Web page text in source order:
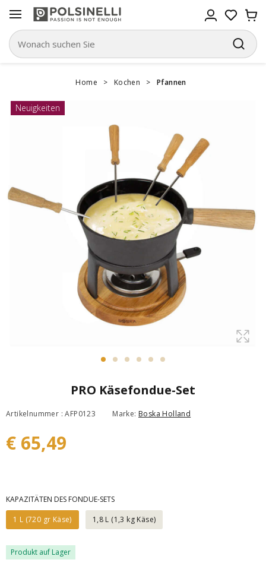
Home > Kochen > Pfannen
Neuigkeiten
PRO Käsefondue-Set
Artikelnummer : AFP0123 Marke: Boska Holland
€ 65,49
KAPAZITÄTEN DES FONDUE-SETS
1 L (720 gr Käse)
1,8 L (1,3 kg Käse)
Produkt auf Lager